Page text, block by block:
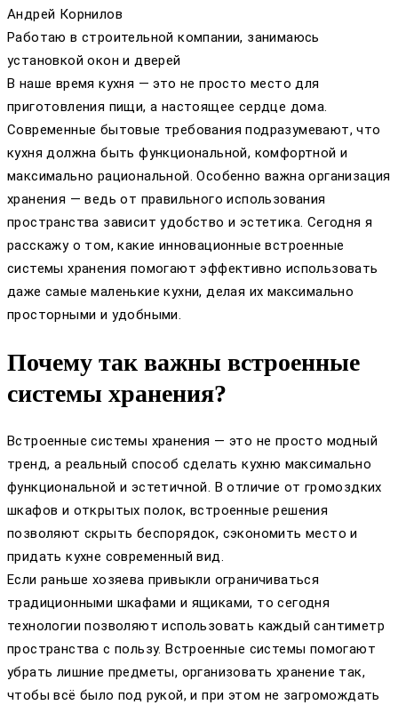
Андрей Корнилов
Работаю в строительной компании, занимаюсь
установкой окон и дверей
В наше время кухня — это не просто место для
приготовления пищи, а настоящее сердце дома.
Современные бытовые требования подразумевают, что
кухня должна быть функциональной, комфортной и
максимально рациональной. Особенно важна организация
хранения — ведь от правильного использования
пространства зависит удобство и эстетика. Сегодня я
расскажу о том, какие инновационные встроенные
системы хранения помогают эффективно использовать
даже самые маленькие кухни, делая их максимально
просторными и удобными.
Почему так важны встроенные
системы хранения?
Встроенные системы хранения — это не просто модный
тренд, а реальный способ сделать кухню максимально
функциональной и эстетичной. В отличие от громоздких
шкафов и открытых полок, встроенные решения
позволяют скрыть беспорядок, сэкономить место и
придать кухне современный вид.
Если раньше хозяева привыкли ограничиваться
традиционными шкафами и ящиками, то сегодня
технологии позволяют использовать каждый сантиметр
пространства с пользу. Встроенные системы помогают
убрать лишние предметы, организовать хранение так,
чтобы всё было под рукой, и при этом не загромождать